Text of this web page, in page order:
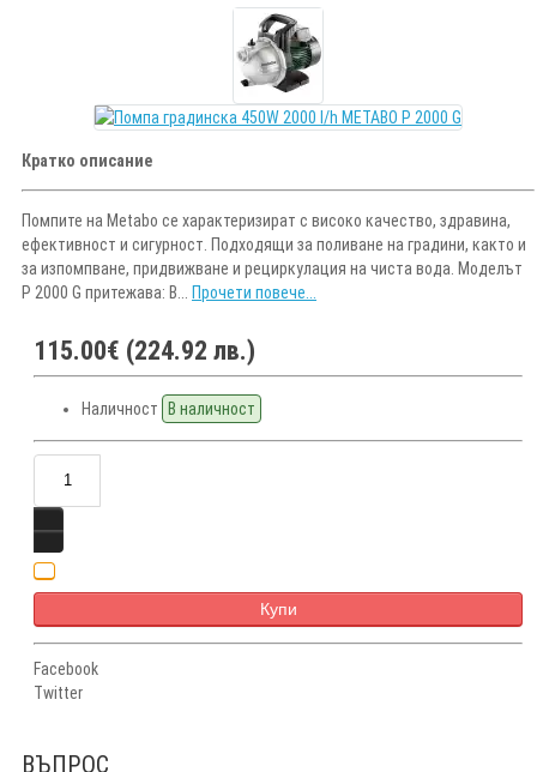
Кратко описание
Помпите на Metabo се характеризират с високо качество, здравина,
ефективност и сигурност. Подходящи за поливане на градини, както и
за изпомпване, придвижване и рециркулация на чиста вода. Моделът
P 2000 G притежава: В... Прочети повече...
115.00€ (224.92 лв.)
Наличност В наличност
Купи
Facebook
Twitter
ВЪПРОС